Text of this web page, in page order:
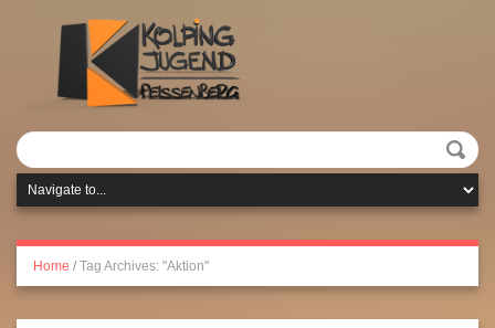
Home / Tag Archives: "Aktion"